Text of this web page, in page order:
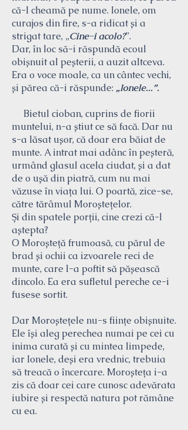
că-l cheamă pe nume. Ionele, om
curajos din fire, s-a ridicat și a
strigat tare, „Cine-i acolo?”.
Dar, în loc să-i răspundă ecoul
obișnuit al peșterii, a auzit altceva.
Era o voce moale, ca un cântec vechi,
și părea că-i răspunde: „Ionele...”.
Bietul cioban, cuprins de fiorii
muntelui, n-a știut ce să facă. Dar nu
s-a lăsat ușor, că doar era băiat de
munte. A intrat mai adânc în peșteră,
urmând glasul acela ciudat, și a dat
de o ușă din piatră, cum nu mai
văzuse în viața lui. O poartă, zice-se,
către tărâmul Moroștețelor.
Și din spatele porții, cine crezi că-l
aștepta?
O Moroșteță frumoasă, cu părul de
brad și ochii ca izvoarele reci de
munte, care l-a poftit să pășească
dincolo. Ea era sufletul pereche ce-i
fusese sortit.
Dar Moroștețele nu-s ființe obișnuite.
Ele își aleg perechea numai pe cei cu
inima curată și cu mintea limpede,
iar Ionele, deși era vrednic, trebuia
să treacă o încercare. Moroșteța i-a
zis că doar cei care cunosc adevărata
iubire și respectă natura pot rămâne
cu ea.